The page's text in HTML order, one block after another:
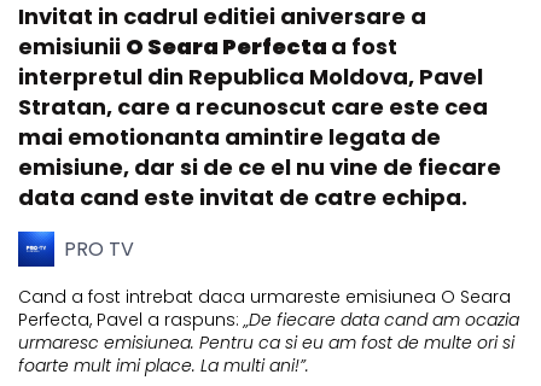
Invitat in cadrul editiei aniversare a
emisiunii O Seara Perfecta a fost
interpretul din Republica Moldova, Pavel
Stratan, care a recunoscut care este cea
mai emotionanta amintire legata de
emisiune, dar si de ce el nu vine de fiecare
data cand este invitat de catre echipa.
PRO TV
Cand a fost intrebat daca urmareste emisiunea O Seara
Perfecta, Pavel a raspuns:„De fiecare data cand am ocazia
urmaresc emisiunea. Pentru ca si eu am fost de multe ori si
foarte mult imi place. La multi ani!”.